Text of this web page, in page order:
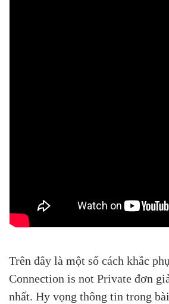
Trên đây là một số cách khắc
Connection is not Private đơn
nhất. Hy vọng thông tin trong